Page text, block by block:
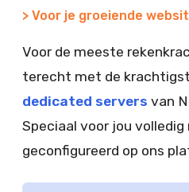
> Voor je groeiende
Voor de meeste
terecht met de
dedicated servers van
Speciaal voor jou volledig
geconfigureerd op ons